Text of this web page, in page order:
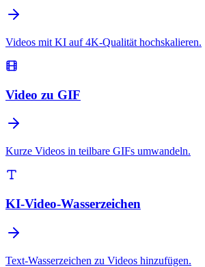
Videos mit KI auf 4K-Qualität hochskalieren.
Video zu GIF
Kurze Videos in teilbare GIFs umwandeln.
KI-Video-Wasserzeichen
Text-Wasserzeichen zu Videos hinzufügen.